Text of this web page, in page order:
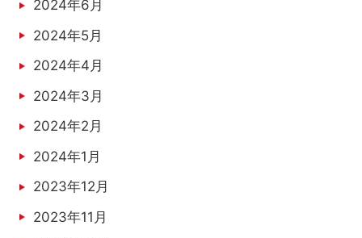
2024年6月
2024年5月
2024年4月
2024年3月
2024年2月
2024年1月
2023年12月
2023年11月